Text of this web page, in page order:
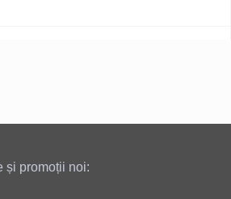
și promoții noi: